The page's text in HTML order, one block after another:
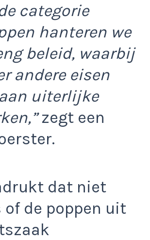
categorie
hanteren we
beleid, waarbij
andere eisen
uiterlijke
zegt een
dat niet
of de poppen uit